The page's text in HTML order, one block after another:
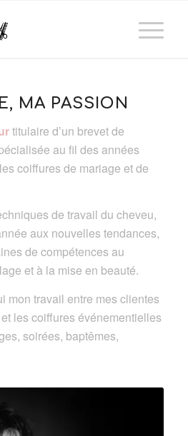
MA PASSION
titulaire d’un brevet de
au fil des années
coiffures de mariage et de
de travail du cheveu,
aux nouvelles tendances,
de compétences au
et à la mise en beauté.
mon travail entre mes clientes
les coiffures événementielles
soirées, baptêmes,